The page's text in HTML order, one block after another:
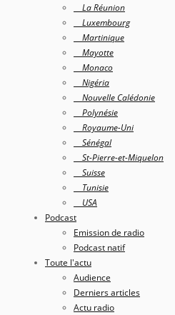
La Réunion
Luxembourg
Martinique
Mayotte
Monaco
Nigéria
Nouvelle Calédonie
Polynésie
Royaume-Uni
Sénégal
St-Pierre-et-Miquelon
Suisse
Tunisie
USA
Podcast
Emission de radio
Podcast natif
Toute l'actu
Audience
Derniers articles
Actu radio